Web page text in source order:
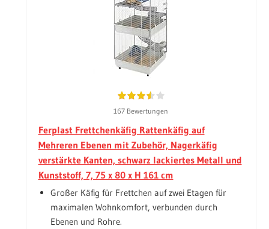
167 Bewertungen
Ferplast Frettchenkäfig Rattenkäfig auf
Mehreren Ebenen mit Zubehör, Nagerkäfig
verstärkte Kanten, schwarz lackiertes Metall und
Kunststoff, 7, 75 x 80 x H 161 cm
Großer Käfig für Frettchen auf zwei Etagen für
maximalen Wohnkomfort, verbunden durch
Ebenen und Rohre.